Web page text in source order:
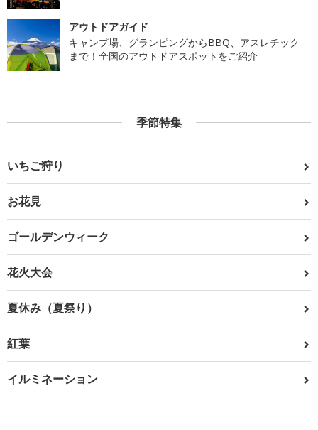
アウトドアガイド
キャンプ場、グランピングからBBQ、アスレチック
まで！全国のアウトドアスポットをご紹介
季節特集
いちご狩り
お花見
ゴールデンウィーク
花火大会
夏休み（夏祭り）
紅葉
イルミネーション